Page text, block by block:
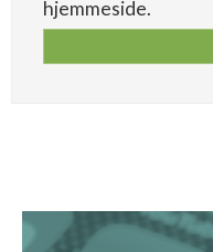
hjemmeside.